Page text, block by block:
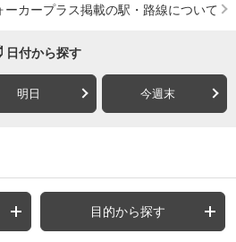
ーカープラス掲載の駅・路線について
日付から探す
明日 今週末
目的から探す